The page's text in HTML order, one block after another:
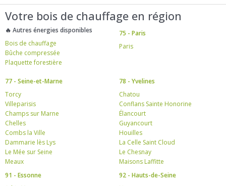
Votre bois de chauffage en région
🔥 Autres énergies disponibles
Bois de chauffage
Bûche compressée
Plaquette forestière
75 - Paris
Paris
77 - Seine-et-Marne
Torcy
Villeparisis
Champs sur Marne
Chelles
Combs la Ville
Dammarie lès Lys
Le Mée sur Seine
Meaux
78 - Yvelines
Chatou
Conflans Sainte Honorine
Élancourt
Guyancourt
Houilles
La Celle Saint Cloud
Le Chesnay
Maisons Laffitte
91 - Essonne
92 - Hauts-de-Seine